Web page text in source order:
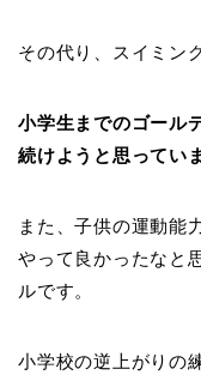
その代り、スイミン
小学生までのゴール
続けようと思ってい
また、子供の運動能
やって良かったなと
ルです。
小学校の逆上がりの